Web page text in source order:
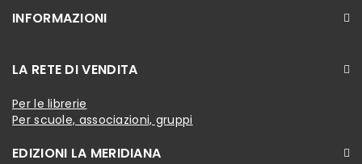
INFORMAZIONI
LA RETE DI VENDITA
Per le librerie
Per scuole, associazioni, gruppi
EDIZIONI LA MERIDIANA